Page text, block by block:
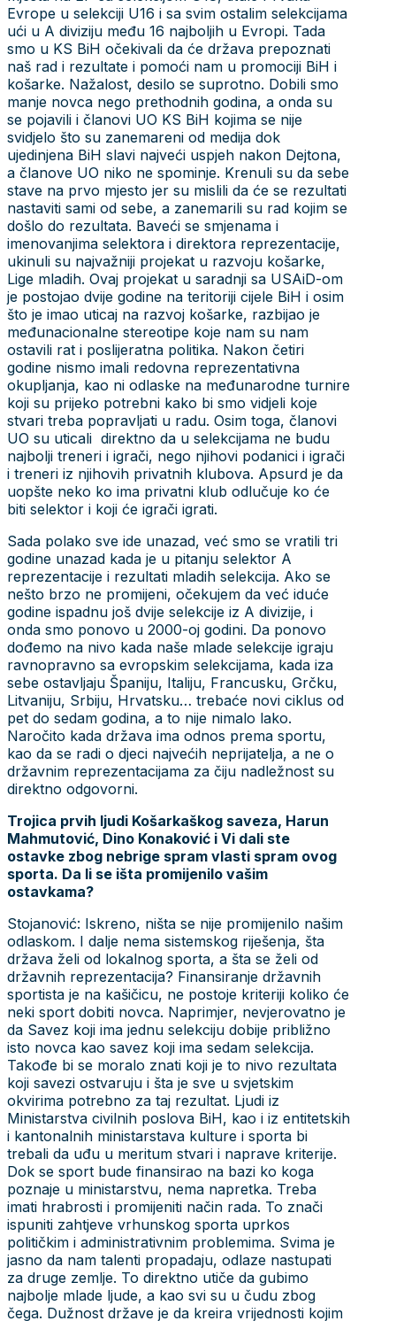
Evrope u selekciji U16 i sa svim ostalim selekcijama
ući u A diviziju među 16 najboljih u Evropi. Tada
smo u KS BiH očekivali da će država prepoznati
naš rad i rezultate i pomoći nam u promociji BiH i
košarke. Nažalost, desilo se suprotno. Dobili smo
manje novca nego prethodnih godina, a onda su
se pojavili i članovi UO KS BiH kojima se nije
svidjelo što su zanemareni od medija dok
ujedinjena BiH slavi najveći uspjeh nakon Dejtona,
a članove UO niko ne spominje. Krenuli su da sebe
stave na prvo mjesto jer su mislili da će se rezultati
nastaviti sami od sebe, a zanemarili su rad kojim se
došlo do rezultata. Baveći se smjenama i
imenovanjima selektora i direktora reprezentacije,
ukinuli su najvažniji projekat u razvoju košarke,
Lige mladih. Ovaj projekat u saradnji sa USAiD-om
je postojao dvije godine na teritoriji cijele BiH i osim
što je imao uticaj na razvoj košarke, razbijao je
međunacionalne stereotipe koje nam su nam
ostavili rat i poslijeratna politika. Nakon četiri
godine nismo imali redovna reprezentativna
okupljanja, kao ni odlaske na međunarodne turnire
koji su prijeko potrebni kako bi smo vidjeli koje
stvari treba popravljati u radu. Osim toga, članovi
UO su uticali direktno da u selekcijama ne budu
najbolji treneri i igrači, nego njihovi podanici i igrači
i treneri iz njihovih privatnih klubova. Apsurd je da
uopšte neko ko ima privatni klub odlučuje ko će
biti selektor i koji će igrači igrati.
Sada polako sve ide unazad, već smo se vratili tri
godine unazad kada je u pitanju selektor A
reprezentacije i rezultati mladih selekcija. Ako se
nešto brzo ne promijeni, očekujem da već iduće
godine ispadnu još dvije selekcije iz A divizije, i
onda smo ponovo u 2000-oj godini. Da ponovo
dođemo na nivo kada naše mlade selekcije igraju
ravnopravno sa evropskim selekcijama, kada iza
sebe ostavljaju Španiju, Italiju, Francusku, Grčku,
Litvaniju, Srbiju, Hrvatsku… trebaće novi ciklus od
pet do sedam godina, a to nije nimalo lako.
Naročito kada država ima odnos prema sportu,
kao da se radi o djeci najvećih neprijatelja, a ne o
državnim reprezentacijama za čiju nadležnost su
direktno odgovorni.
Trojica prvih ljudi Košarkaškog saveza, Harun
Mahmutović, Dino Konaković i Vi dali ste
ostavke zbog nebrige spram vlasti spram ovog
sporta. Da li se išta promijenilo vašim
ostavkama?
Stojanović: Iskreno, ništa se nije promijenilo našim
odlaskom. I dalje nema sistemskog riješenja, šta
država želi od lokalnog sporta, a šta se želi od
državnih reprezentacija? Finansiranje državnih
sportista je na kašičicu, ne postoje kriteriji koliko će
neki sport dobiti novca. Naprimjer, nevjerovatno je
da Savez koji ima jednu selekciju dobije približno
isto novca kao savez koji ima sedam selekcija.
Takođe bi se moralo znati koji je to nivo rezultata
koji savezi ostvaruju i šta je sve u svjetskim
okvirima potrebno za taj rezultat. Ljudi iz
Ministarstva civilnih poslova BiH, kao i iz entitetskih
i kantonalnih ministarstava kulture i sporta bi
trebali da uđu u meritum stvari i naprave kriterije.
Dok se sport bude finansirao na bazi ko koga
poznaje u ministarstvu, nema napretka. Treba
imati hrabrosti i promijeniti način rada. To znači
ispuniti zahtjeve vrhunskog sporta uprkos
političkim i administrativnim problemima. Svima je
jasno da nam talenti propadaju, odlaze nastupati
za druge zemlje. To direktno utiče da gubimo
najbolje mlade ljude, a kao svi su u čudu zbog
čega. Dužnost države je da kreira vrijednosti kojim